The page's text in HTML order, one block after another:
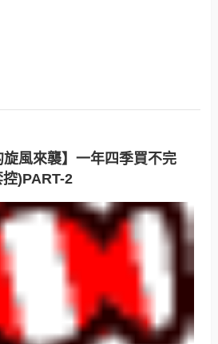
風來襲】一年四季買不完
)PART-2